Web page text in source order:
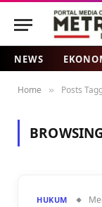
NEWS
Home » Posts
HUKUM